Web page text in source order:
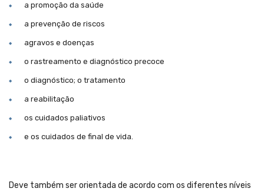
a promoção da saúde
a prevenção de riscos
agravos e doenças
o rastreamento e diagnóstico precoce
o diagnóstico; o tratamento
a reabilitação
os cuidados paliativos
e os cuidados de final de vida.
Deve também ser orientada de acordo com os diferentes níveis